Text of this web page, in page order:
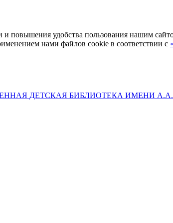
повышения удобства пользования нашим
нами файлов cookie в соответствии с
ДЕТСКАЯ БИБЛИОТЕКА ИМЕНИ